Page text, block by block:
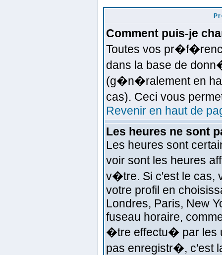
Comment puis-je
Toutes vos
dans la base de
(g�n�ralement en
cas). Ceci vous
Revenir en haut de
Les heures ne sont
Les heures sont
voir sont les heures
v�tre. Si c'est le cas,
votre profil en
Londres, Paris, New
fuseau horaire,
�tre effectu� par les
pas enregistr�, c'est